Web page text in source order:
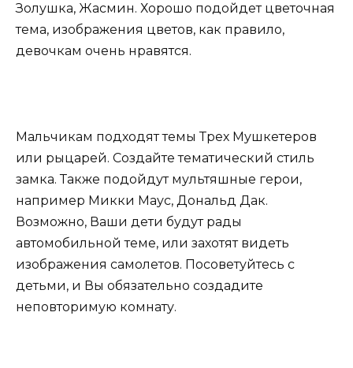
Золушка, Жасмин. Хорошо подойдет цветочная
тема, изображения цветов, как правило,
девочкам очень нравятся.
Мальчикам подходят темы Трех Мушкетеров
или рыцарей. Создайте тематический стиль
замка. Также подойдут мультяшные герои,
например Микки Маус, Дональд Дак.
Возможно, Ваши дети будут рады
автомобильной теме, или захотят видеть
изображения самолетов. Посоветуйтесь с
детьми, и Вы обязательно создадите
неповторимую комнату.